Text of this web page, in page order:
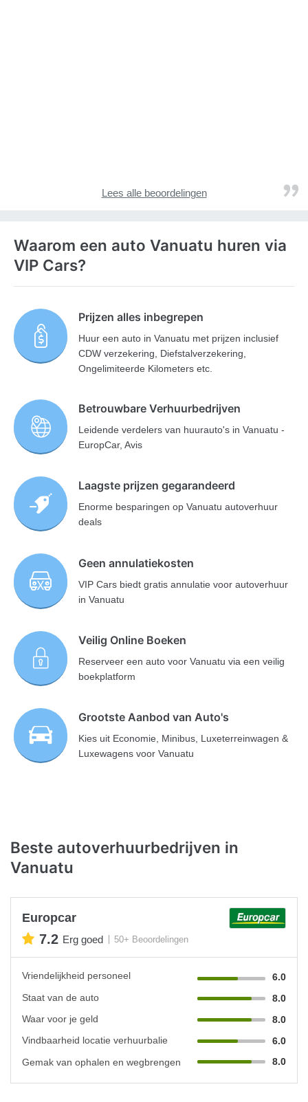
Lees alle beoordelingen
Waarom een auto Vanuatu huren via
VIP Cars?
Prijzen alles inbegrepen
Huur een auto in Vanuatu met prijzen inclusief
CDW verzekering, Diefstalverzekering,
Ongelimiteerde Kilometers etc.
Betrouwbare Verhuurbedrijven
Leidende verdelers van huurauto's in Vanuatu -
EuropCar, Avis
Laagste prijzen gegarandeerd
Enorme besparingen op Vanuatu autoverhuur
deals
Geen annulatiekosten
VIP Cars biedt gratis annulatie voor autoverhuur
in Vanuatu
Veilig Online Boeken
Reserveer een auto voor Vanuatu via een veilig
boekplatform
Grootste Aanbod van Auto's
Kies uit Economie, Minibus, Luxeterreinwagen &
Luxewagens voor Vanuatu
Beste autoverhuurbedrijven in
Vanuatu
Europcar
7.2 Erg goed 50+ Beoordelingen
Vriendelijkheid personeel
6.0
Staat van de auto
8.0
Waar voor je geld
8.0
Vindbaarheid locatie verhuurbalie
6.0
Gemak van ophalen en wegbrengen
8.0